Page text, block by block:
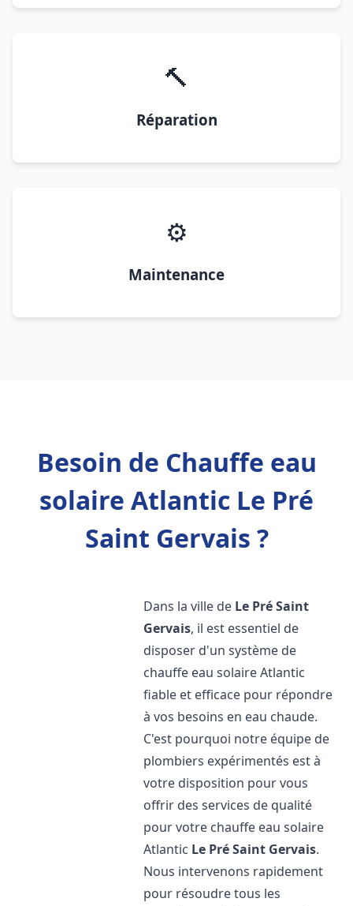
🔨
Réparation
⚙️
Maintenance
Besoin de Chauffe eau
solaire Atlantic Le Pré
Saint Gervais ?
Dans la ville de Le Pré Saint
Gervais, il est essentiel de
disposer d'un système de
chauffe eau solaire Atlantic
fiable et efficace pour répondre
à vos besoins en eau chaude.
C'est pourquoi notre équipe de
plombiers expérimentés est à
votre disposition pour vous
offrir des services de qualité
pour votre chauffe eau solaire
Atlantic Le Pré Saint Gervais.
Nous intervenons rapidement
pour résoudre tous les